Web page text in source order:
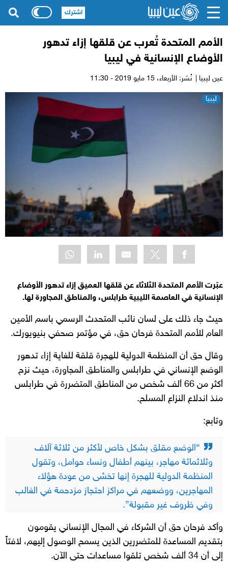
الأمم المتحدة تُعرب عن قلقها إزاء تدهور
الأوضاع الإنسانية في ليبيا
عين ليبيا | نُشر: الأربعاء،
ليبيا
عبّرت الأمم المتحدة الثلاثاء عن قلقها العميق إزاء تدهور الأوضاع
الإنسانية في العاصمة الليبية طرابلس، والمناطق المجاورة لها.
حيث جاء ذلك على لسان نائب المتحدث الرسمي باسم الأمين
العام للأمم المتحدة فرحان حق، في مؤتمر صحفي بنيويورك.
وقال حق أن المنظمة الدولية للهجرة قلقة للغاية إزاء تدهور
الوضع الإنساني في طرابلس والمناطق المجاورة، حيث نزح
أكثر من 66 ألف شخص من المناطق المتضررة في طرابلس
منذ اندلاع النزاع المسلح.
وتابع:
“الوضع مقلق بشكل خاص لأكثر من ثلاثة آلاف
وثلاثمائة مهاجر، بينهم أطفال ونساء حوامل، وتقول
المنظمة الدولية للهجرة إنها تخشى من عودة هؤلاء
المهاجرين، ووضعهم في مراكز احتجاز مزدحمة في الغالب
وفي ظروف غير مقبولة”.
وأكد فرحان حق أن الشركاء في المجال الإنساني يقومون
بتقديم المساعدة للمتضررين الذين يسمح الوصول إليهم، لافتاً
إلى أن 34 ألف شخص تلقوا مساعدات حتى الآن.
اشترك